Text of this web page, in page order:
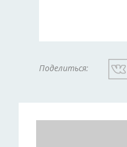
Поделиться: